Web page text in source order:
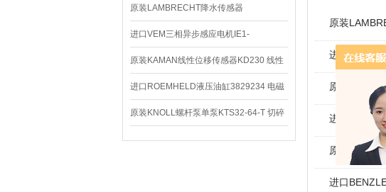
原装LAMBRECHT降水传感器
00.14575.20气象仪
进口VEM三相异步感应电机IE1-
K21R80G4马达
原装KAMAN线性位移传感器KD230 线性
编码器
进口ROEMHELD液压油缸3829234 电磁
阀定位器
原装KNOLL螺杆泵单泵KTS32-64-T 切碎
排屑机
原装
进口VEM三
原装
进口
原装KNOLL
进口